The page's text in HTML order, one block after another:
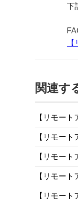
下
関連す
【リモー
【リモー
【リモー
【リモー
【リモー